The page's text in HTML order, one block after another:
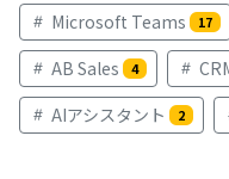
Microsoft Teams 17
AB Sales 4
AIアシスタント 2